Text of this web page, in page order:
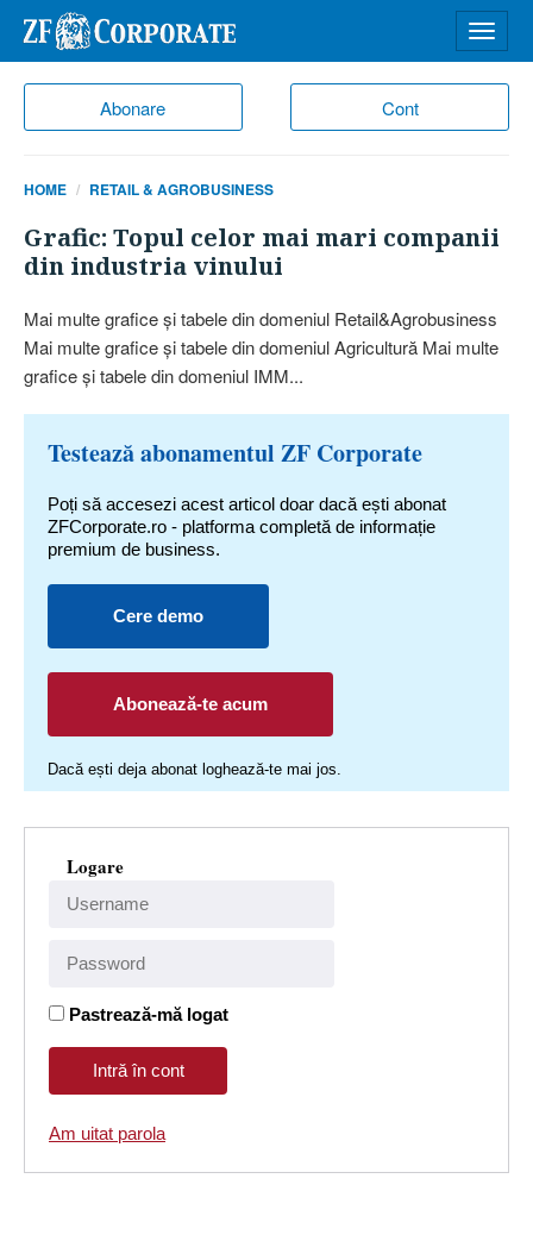
Abonare Cont
meniu
HOME RETAIL & AGROBUSINESS
Grafic: Topul celor mai mari companii
din industria vinului
Mai multe grafice şi tabele din domeniul Retail&Agrobusiness
Mai multe grafice şi tabele din domeniul Agricultură Mai multe
grafice şi tabele din domeniul IMM...
Testează abonamentul ZF Corporate
Poți să accesezi acest articol doar dacă ești abonat
ZFCorporate.ro - platforma completă de informație
premium de business.
Cere demo
Abonează-te acum
Dacă ești deja abonat loghează-te mai jos.
Logare
Pastrează-mă logat
Am uitat parola